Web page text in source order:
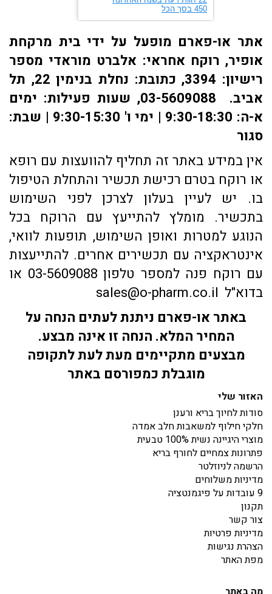
אתר או-פארם מופעל על ידי בית מרקחת
אופיר, רוקח אחראי: אלברט מוראדי מספר
רישיון: 3394, כתובת: ​נחלת בנימין 22, תל
אביב. 03-5609088, שעות פעילות: ימים
א-ה: 9:30-18:30 | ימי ו' 9:30-15:30 | שבת:
סגור
אין במידע באתר זה תחליף להוועצות עם רופא
או רוקח בטרם רכישת תכשיר והתחלת הטיפול
בו. יש לעיין בעלון לצרכן לפני השימוש
בתכשיר. מומלץ להתייעץ עם הרוקח בכל
הנוגע למטרות ואופן השימוש, תופעות לוואי,
אינטראקציה עם תכשירים אחרים. להתייעצות
עם רוקח פנה למספר טלפון 03-5609088 או
בדוא"ל sales@o-pharm.co.il
באתר או-פארם ניתנת לעתים הנחה על
המחיר המלא. הנחה זו אינה מבצע.
מבצעים מתקיימים מעת לעת לתקופה
מוגבלת כמפורסם באתר
האזור שלי
סודות לחיוך בריא ורענן
חלקי חילוף למשאבות חלב אמדה
מוצרי היגיינה נשית 100% טבעית
פתרונות צמחיים לחורף בריא
הרשמה לניוזלטר
מדיניות משלוחים
9 עובדות על פיגמנטציה
תקנון
צור קשר
מדיניות פרטיות
הצהרת נגישות
מפת האתר